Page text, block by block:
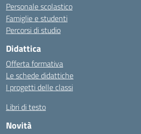
Personale scolastico
Famiglie e studenti
Percorsi di studio
Didattica
Offerta formativa
Le schede didattiche
I progetti delle classi
Libri di testo
Novità